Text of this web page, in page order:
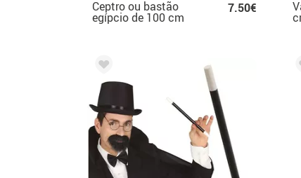
Ceptro ou bastão
egípcio de 100 cm
7.50€